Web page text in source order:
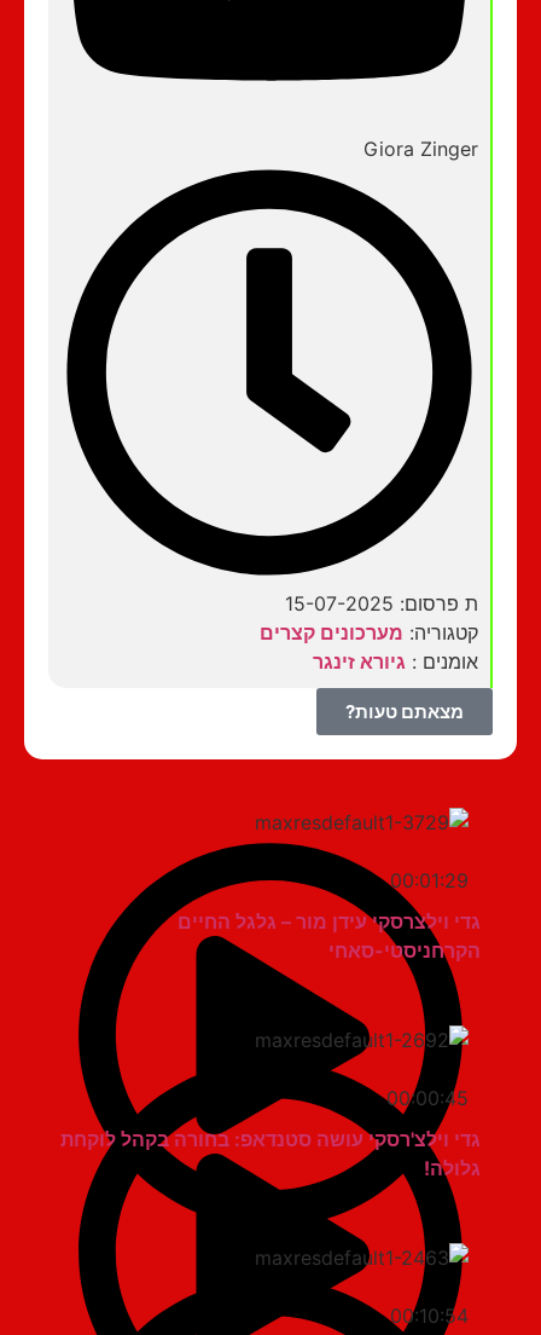
Giora Zinger
ת פרסום: 15-07-2025
קטגוריה:מערכונים קצרים
אומנים :גיורא זינגר
מצאתם טעות?
00:01:29
גדי וילצרסקי עידן מור – גלגל החיים
הקרחניסטי-סאחי
00:00:45
גדי וילצ'רסקי עושה סטנדאפ: בחורה בקהל לוקחת
00:10:54